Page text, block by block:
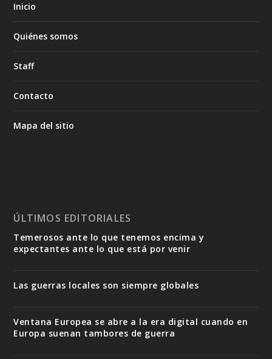
Inicio
Quiénes somos
Staff
Contacto
Mapa del sitio
ÚLTIMOS EDITORIALES
Temerosos ante lo que tenemos encima y
expectantes ante lo que está por venir
Las guerras locales son siempre globales
Ventana Europea se abre a la era digital cuando en
Europa suenan tambores de guerra